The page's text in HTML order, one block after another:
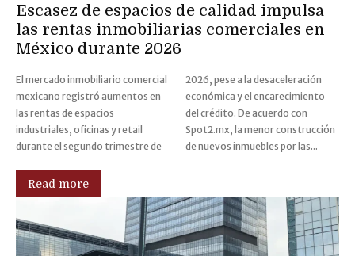
Escasez de espacios de calidad impulsa
las rentas inmobiliarias comerciales en
México durante 2026
El mercado inmobiliario comercial
mexicano registró aumentos en
las rentas de espacios
industriales, oficinas y retail
durante el segundo trimestre de
2026, pese a la desaceleración
económica y el encarecimiento
del crédito. De acuerdo con
Spot2.mx, la menor construcción
de nuevos inmuebles por las...
Read more